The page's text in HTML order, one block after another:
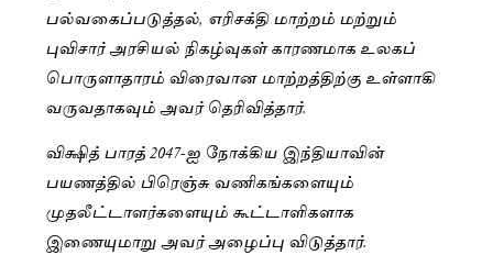
பல்வகைப்படுத்தல், எரிசக்தி மாற்றம் மற்றும்
புவிசார் அரசியல் நிகழ்வுகள் காரணமாக உலகப்
பொருளாதாரம் விரைவான மாற்றத்திற்கு உள்ளாகி
வருவதாகவும் அவர் தெரிவித்தார்.
விக்ஷித் பாரத் 2047-ஐ நோக்கிய இந்தியாவின்
பயணத்தில் பிரெஞ்சு வணிகங்களையும்
முதலீட்டாளர்களையும் கூட்டாளிகளாக
இணையுமாறு அவர் அழைப்பு விடுத்தார்.